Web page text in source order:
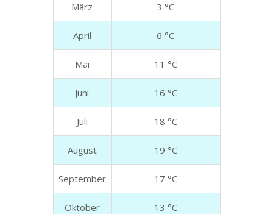
März 3 °C
April 6 °C
Mai 11 °C
Juni 16 °C
Juli 18 °C
August 19 °C
September 17 °C
Oktober 13 °C